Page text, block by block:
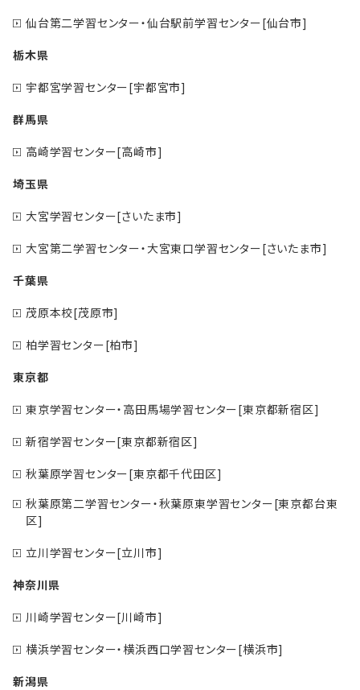
仙台第二学習センター・仙台駅前学習センター[仙台市]
栃木県
宇都宮学習センター[宇都宮市]
群馬県
高崎学習センター[高崎市]
埼玉県
大宮学習センター[さいたま市]
大宮第二学習センター・大宮東口学習センター[さいたま市]
千葉県
茂原本校[茂原市]
柏学習センター[柏市]
東京都
東京学習センター・高田馬場学習センター[東京都新宿区]
新宿学習センター[東京都新宿区]
秋葉原学習センター[東京都千代田区]
秋葉原第二学習センター・秋葉原東学習センター[東京都台東
区]
立川学習センター[立川市]
神奈川県
川崎学習センター[川崎市]
横浜学習センター・横浜西口学習センター[横浜市]
新潟県